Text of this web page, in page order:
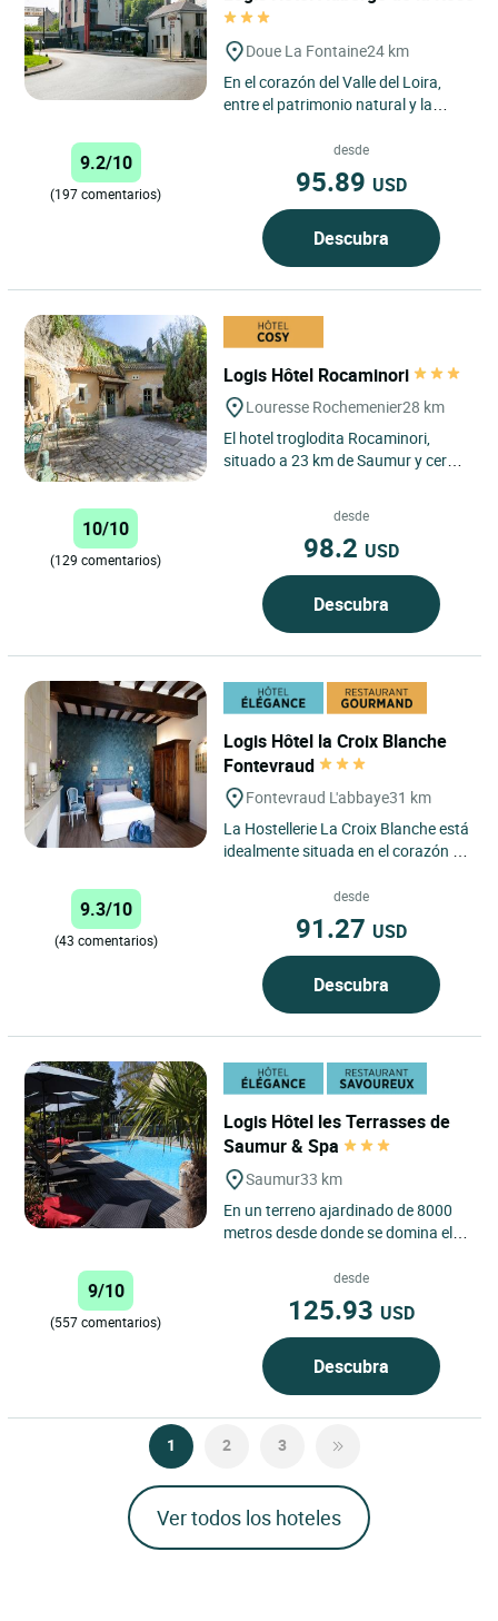
Doue La Fontaine24 km
En el corazón del Valle del Loira,
entre el patrimonio natural y la
Auberge de la Rose...
9.2/10
(197 comentarios)
desde
95.89 USD
Descubra
Logis Hôtel Rocaminori
Louresse Rochemenier28 km
El hotel troglodita Rocaminori,
situado a 23 km de Saumur y cerca
10/10
(129 comentarios)
desde
98.2 USD
Descubra
Logis Hôtel la Croix Blanche
Fontevraud
Fontevraud L'abbaye31 km
La Hostellerie La Croix Blanche está
idealmente situada en el corazón de
de Fontevraud...
9.3/10
(43 comentarios)
desde
91.27 USD
Descubra
Logis Hôtel les Terrasses de
Saumur & Spa
Saumur33 km
En un terreno ajardinado de 8000
metros desde donde se domina el
de la ciudad de Saumur,...
9/10
(557 comentarios)
desde
125.93 USD
Descubra
1 2 3
Ver todos los hoteles